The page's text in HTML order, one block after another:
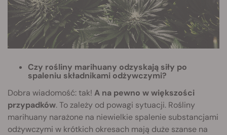
Czy rośliny marihuany odzyskają siły po
spaleniu składnikami odżywczymi?
Dobra wiadomość: tak! A na pewno w większości
przypadków. To zależy od powagi sytuacji. Rośliny
marihuany narażone na niewielkie spalenie substancjami
odżywczymi w krótkich okresach mają duże szanse na